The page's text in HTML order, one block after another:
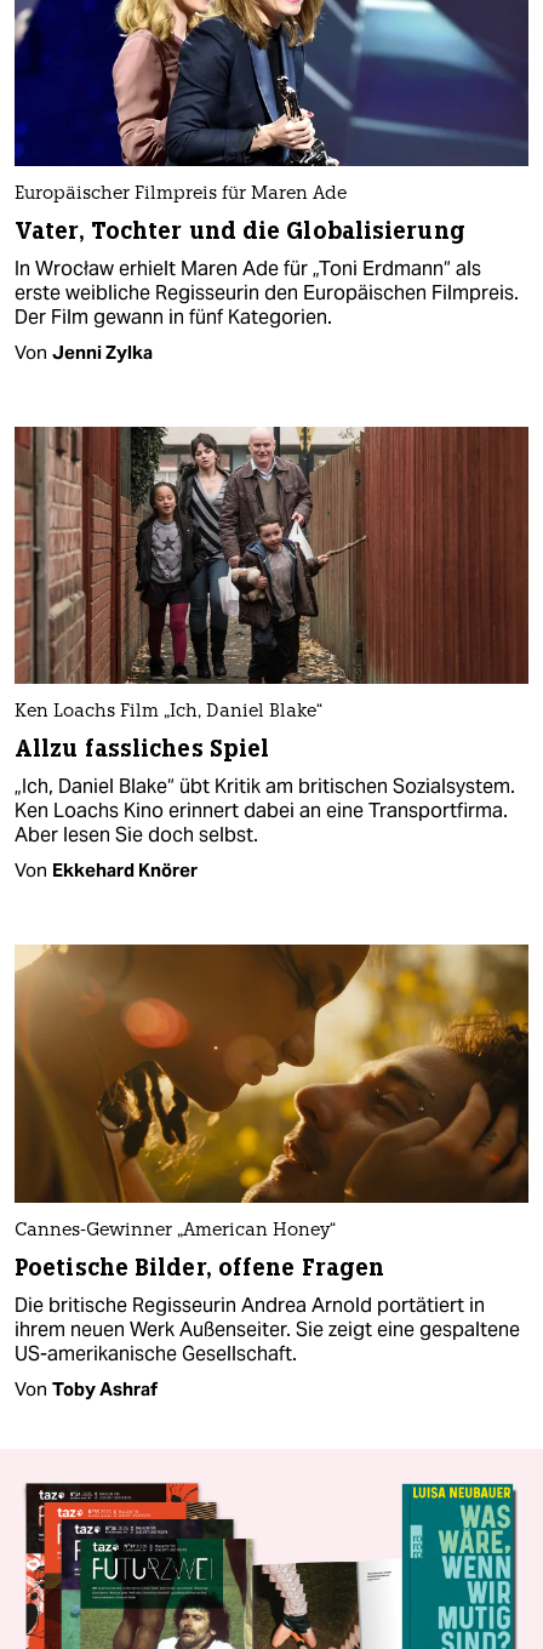
Europäischer Filmpreis für Maren Ade
Vater, Tochter und die Globalisierung
In Wrocław erhielt Maren Ade für „Toni Erdmann“ als
erste weibliche Regisseurin den Europäischen Filmpreis.
Der Film gewann in fünf Kategorien.
Von Jenni Zylka
Ken Loachs Film „Ich, Daniel Blake“
Allzu fassliches Spiel
„Ich, Daniel Blake“ übt Kritik am britischen Sozialsystem.
Ken Loachs Kino erinnert dabei an eine Transportfirma.
Aber lesen Sie doch selbst.
Von Ekkehard Knörer
Cannes-Gewinner „American Honey“
Poetische Bilder, offene Fragen
Die britische Regisseurin Andrea Arnold portätiert in
ihrem neuen Werk Außenseiter. Sie zeigt eine gespaltene
US-amerikanische Gesellschaft.
Von Toby Ashraf